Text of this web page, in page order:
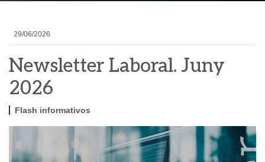
29/06/2026
Newsletter Laboral. Juny
2026
Flash informativos